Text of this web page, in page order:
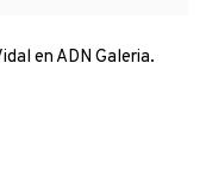
en ADN Galeria.